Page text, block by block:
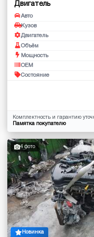
Двигатель
Авто
Кузов
Двигатель
Объём
Мощность
OEM
Состояние
Комплектность и гарантию
Памятка покупателю
4 фото
Новинка